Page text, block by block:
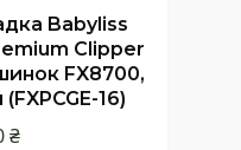
Babyliss
Clipper
FX8700,
16)
₴